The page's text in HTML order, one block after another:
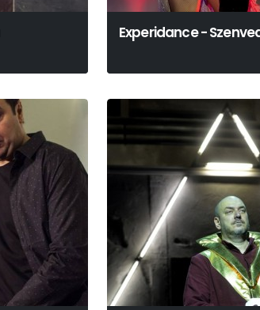
Experidance -